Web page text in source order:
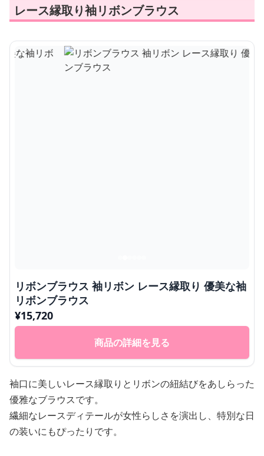
レース縁取り袖リボンブラウス
リボンブラウス 袖リボン レース縁取り 優美な袖
リボンブラウス
¥15,720
商品の詳細を見る
袖口に美しいレース縁取りとリボンの紐結びをあしらった
優雅なブラウスです。
繊細なレースディテールが女性らしさを演出し、特別な日
の装いにもぴったりです。